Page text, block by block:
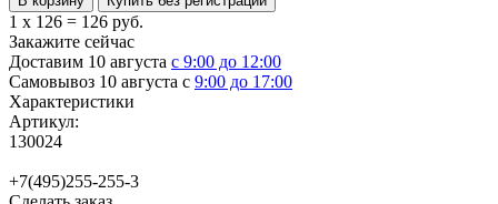
1 x 126 = 126 руб.
Закажите сейчас
Доставим 10 августа с 9:00 до 12:00
Самовывоз 10 августа с 9:00 до 17:00
Характеристики
Артикул:
130024
+7(495)255-255-3